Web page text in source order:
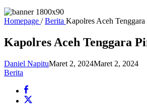
Homepage / Berita Kapolres Aceh
Kapolres Aceh Tenggara
Daniel NapituMaret 2, 2024Maret 2, 2024
Berita